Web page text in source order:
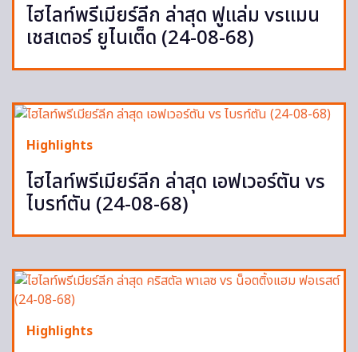
ไฮไลท์พรีเมียร์ลีก ล่าสุด ฟูแล่ม vsแมน
เชสเตอร์ ยูไนเต็ด (24-08-68)
Highlights
ไฮไลท์พรีเมียร์ลีก ล่าสุด เอฟเวอร์ตัน vs
ไบรท์ตัน (24-08-68)
Highlights